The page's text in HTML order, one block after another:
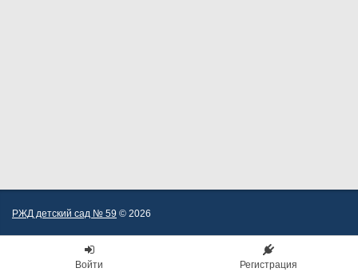
РЖД детский сад № 59 © 2026
Войти Регистрация